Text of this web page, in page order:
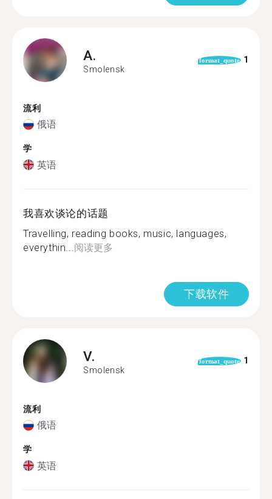
A.
Smolensk
format_quote 1
流利
俄语
学
英语
我喜欢谈论的话题
Travelling, reading books, music, languages,
everythin... 阅读更多
下载软件
V.
Smolensk
format_quote 1
流利
俄语
学
英语